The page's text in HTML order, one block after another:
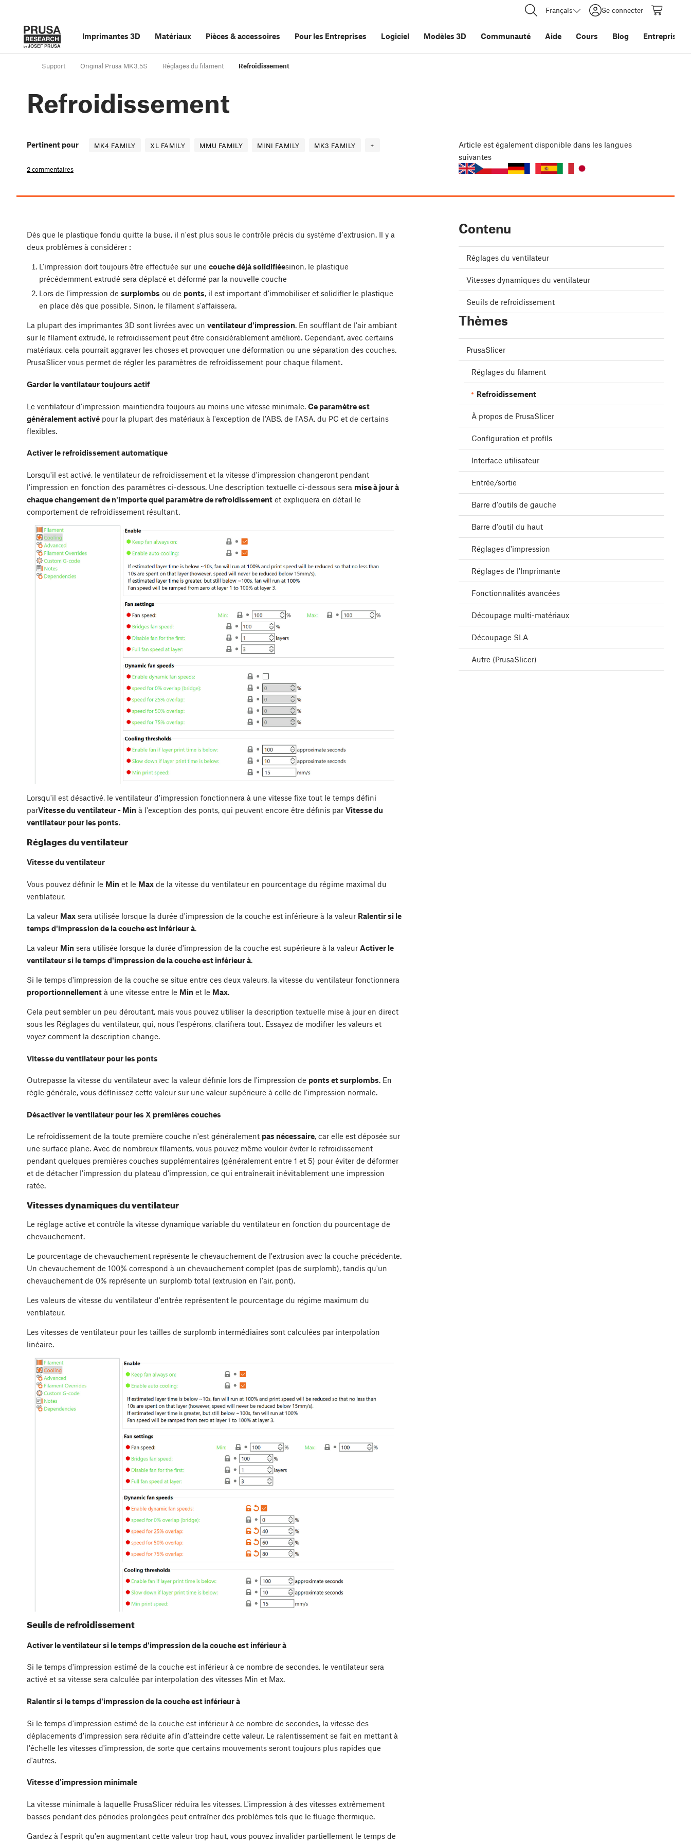
Français Se connecter
Imprimantes 3D Matériaux Pièces &accessoires Pour les Entreprises Logiciel Modèles 3D Communauté Aide Cours Blog Entreprise
Support Original Prusa MK3.5S Réglages du filament Refroidissement
Refroidissement
Pertinent pour MK4 FAMILY XL FAMILY MMU FAMILY MINI FAMILY MK3 FAMILY +
2 commentaires
Article est également disponible dans les langues
suivantes
Dès que le plastique fondu quitte la buse, il n'est plus sous le contrôle précis du système d'extrusion. Il y a
deux problèmes à considérer :
L'impression doit toujours être effectuée sur une couche déjà solidifiéesinon, le plastique
précédemment extrudé sera déplacé et déformé par la nouvelle couche
Lors de l'impression de surplombs ou de ponts, il est important d'immobiliser et solidifier le plastique
en place dès que possible. Sinon, le filament s'affaissera.
La plupart des imprimantes 3D sont livrées avec un ventilateur d'impression. En soufflant de l'air ambiant
sur le filament extrudé, le refroidissement peut être considérablement amélioré. Cependant, avec certains
matériaux, cela pourrait aggraver les choses et provoquer une déformation ou une séparation des couches.
PrusaSlicer vous permet de régler les paramètres de refroidissement pour chaque filament.
Garder le ventilateur toujours actif
Le ventilateur d'impression maintiendra toujours au moins une vitesse minimale. Ce paramètre est
généralement activé pour la plupart des matériaux à l'exception de l'ABS, de l'ASA, du PC et de certains
flexibles.
Activer le refroidissement automatique
Lorsqu'il est activé, le ventilateur de refroidissement et la vitesse d'impression changeront pendant
l'impression en fonction des paramètres ci-dessous. Une description textuelle ci-dessous sera mise à jour à
chaque changement de n'importe quel paramètre de refroidissement et expliquera en détail le
comportement de refroidissement résultant.
Lorsqu'il est désactivé, le ventilateur d'impression fonctionnera à une vitesse fixe tout le temps défini
parVitesse du ventilateur - Min à l'exception des ponts, qui peuvent encore être définis par Vitesse du
ventilateur pour les ponts.
Réglages du ventilateur
Vitesse du ventilateur
Vous pouvez définir le Min et le Max de la vitesse du ventilateur en pourcentage du régime maximal du
ventilateur.
La valeur Max sera utilisée lorsque la durée d'impression de la couche est inférieure à la valeur Ralentir si le
temps d'impression de la couche est inférieur à.
La valeur Min sera utilisée lorsque la durée d'impression de la couche est supérieure à la valeur Activer le
ventilateur si le temps d'impression de la couche est inférieur à.
Si le temps d'impression de la couche se situe entre ces deux valeurs, la vitesse du ventilateur fonctionnera
proportionnellement à une vitesse entre le Min et le Max.
Cela peut sembler un peu déroutant, mais vous pouvez utiliser la description textuelle mise à jour en direct
sous les Réglages du ventilateur, qui, nous l'espérons, clarifiera tout. Essayez de modifier les valeurs et
voyez comment la description change.
Vitesse du ventilateur pour les ponts
Outrepasse la vitesse du ventilateur avec la valeur définie lors de l'impression de ponts et surplombs. En
règle générale, vous définissez cette valeur sur une valeur supérieure à celle de l'impression normale.
Désactiver le ventilateur pour les X premières couches
Le refroidissement de la toute première couche n'est généralement pas nécessaire, car elle est déposée sur
une surface plane. Avec de nombreux filaments, vous pouvez même vouloir éviter le refroidissement
pendant quelques premières couches supplémentaires (généralement entre 1 et 5) pour éviter de déformer
et de détacher l'impression du plateau d'impression, ce qui entraînerait inévitablement une impression
ratée.
Vitesses dynamiques du ventilateur
Le réglage active et contrôle la vitesse dynamique variable du ventilateur en fonction du pourcentage de
chevauchement.
Le pourcentage de chevauchement représente le chevauchement de l'extrusion avec la couche précédente.
Un chevauchement de 100% correspond à un chevauchement complet (pas de surplomb), tandis qu'un
chevauchement de 0% représente un surplomb total (extrusion en l'air, pont).
Les valeurs de vitesse du ventilateur d'entrée représentent le pourcentage du régime maximum du
ventilateur.
Les vitesses de ventilateur pour les tailles de surplomb intermédiaires sont calculées par interpolation
linéaire.
Seuils de refroidissement
Activer le ventilateur si le temps d'impression de la couche est inférieur à
Si le temps d'impression estimé de la couche est inférieur à ce nombre de secondes, le ventilateur sera
activé et sa vitesse sera calculée par interpolation des vitesses Min et Max.
Ralentir si le temps d'impression de la couche est inférieur à
Si le temps d'impression estimé de la couche est inférieur à ce nombre de secondes, la vitesse des
déplacements d'impression sera réduite afin d'atteindre cette valeur. Le ralentissement se fait en mettant à
l'échelle les vitesses d'impression, de sorte que certains mouvements seront toujours plus rapides que
d'autres.
Vitesse d'impression minimale
La vitesse minimale à laquelle PrusaSlicer réduira les vitesses. L'impression à des vitesses extrêmement
basses pendant des périodes prolongées peut entraîner des problèmes tels que le fluage thermique.
Gardez à l'esprit qu'en augmentant cette valeur trop haut, vous pouvez invalider partiellement le temps de
Contenu
Réglages du ventilateur
Vitesses dynamiques du ventilateur
Seuils de refroidissement
Thèmes
PrusaSlicer
Réglages du filament
Refroidissement
À propos de PrusaSlicer
Configuration et profils
Interface utilisateur
Entrée/sortie
Barre d'outils de gauche
Barre d'outil du haut
Réglages d'impression
Réglages de l'Imprimante
Fonctionnalités avancées
Découpage multi-matériaux
Découpage SLA
Autre (PrusaSlicer)